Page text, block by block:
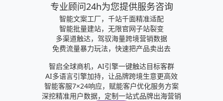
专业顾问24h为您提供服务咨询
智能文案工厂，千站千面精准适配
智能批量建站，无限官网子站裂变
多渠道触达，驾驭海量跨境营销数据
免费流量暴力玩法，快速把产品卖出去
智启全球商机，AI引擎一键触达目标客群
AI多语言引擎加持，让品牌跨境生意更高效
智能客服7×24响应，赋能客户优化服务方案
深挖精准用户数据，定制一站式品牌出海营销